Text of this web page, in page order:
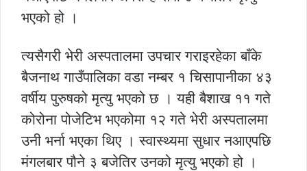
भएको हो ।
त्यसैगरी भेरी अस्पतालमा उपचार गराइरहेका बाँके
बैजनाथ गाउँपालिका वडा नम्बर १ चिसापानीका ४३
वर्षीय पुरुषको मृत्यु भएको छ । यही बैशाख ११ गते
कोरोना पोजेटिभ भएकोमा १२ गते भेरी अस्पतालमा
उनी भर्ना भएका थिए । स्वास्थ्यमा सुधार नआएपछि
मंगलबार पौने ३ बजेतिर उनको मृत्यु भएको हो ।